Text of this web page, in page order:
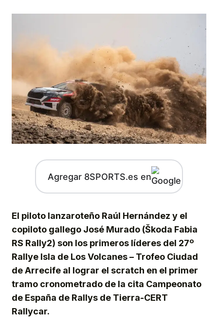
Agregar 8SPORTS.es en
El piloto lanzaroteño Raúl Hernández y el
copiloto gallego José Murado (Škoda Fabia
RS Rally2) son los primeros líderes del 27º
Rallye Isla de Los Volcanes – Trofeo Ciudad
de Arrecife al lograr el scratch en el primer
tramo cronometrado de la cita Campeonato
de España de Rallys de Tierra-CERT
Rallycar.